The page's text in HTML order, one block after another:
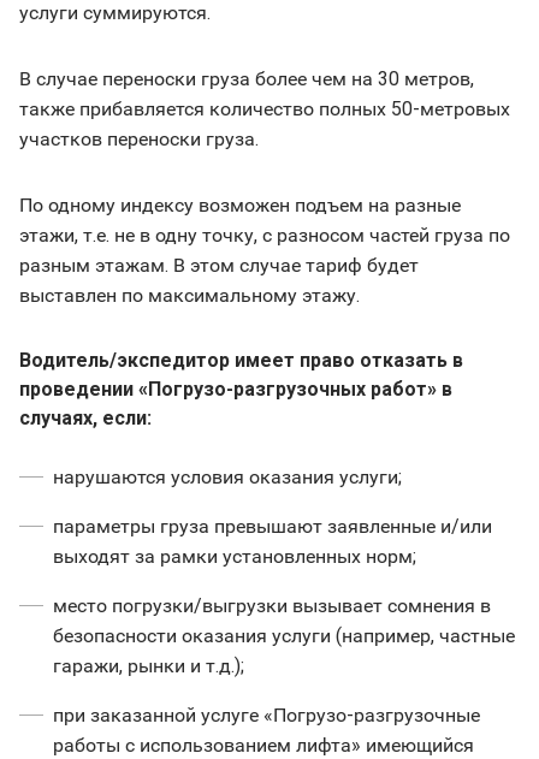
услуги суммируются.
В случае переноски груза более чем на 30 метров,
также прибавляется количество полных 50-метровых
участков переноски груза.
По одному индексу возможен подъем на разные
этажи, т.е. не в одну точку, с разносом частей груза по
разным этажам. В этом случае тариф будет
выставлен по максимальному этажу.
Водитель/экспедитор имеет право отказать в
проведении «Погрузо-разгрузочных работ» в
случаях, если:
нарушаются условия оказания услуги;
параметры груза превышают заявленные и/или
выходят за рамки установленных норм;
место погрузки/выгрузки вызывает сомнения в
безопасности оказания услуги (например, частные
гаражи, рынки и т.д.);
при заказанной услуге «Погрузо-разгрузочные
работы с использованием лифта» имеющийся